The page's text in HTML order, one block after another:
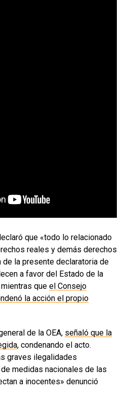
que «todo lo relacionado
reales y demás derechos
la presente declaratoria de
a favor del Estado de la
que el Consejo
la acción el propio
de la OEA, señaló que la
, condenando el acto.
graves ilegalidades
medidas nacionales de las
a inocentes» denunció